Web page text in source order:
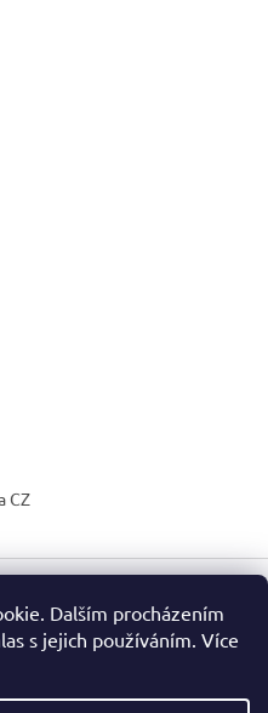
Dalším procházením
s jejich používáním. Více
CZ
Shoptet